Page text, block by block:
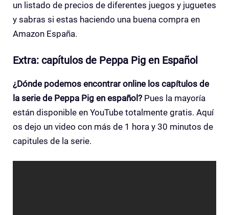
un listado de precios de diferentes juegos y juguetes
y sabras si estas haciendo una buena compra en
Amazon España.
Extra: capítulos de Peppa Pig en Español
¿Dónde podemos encontrar online los capítulos de
la serie de Peppa Pig en español? Pues la mayoría
están disponible en YouTube totalmente gratis. Aquí
os dejo un video con más de 1 hora y 30 minutos de
capitules de la serie.